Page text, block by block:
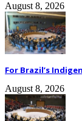
August 8, 2026
For Brazil’s
August 8, 2026